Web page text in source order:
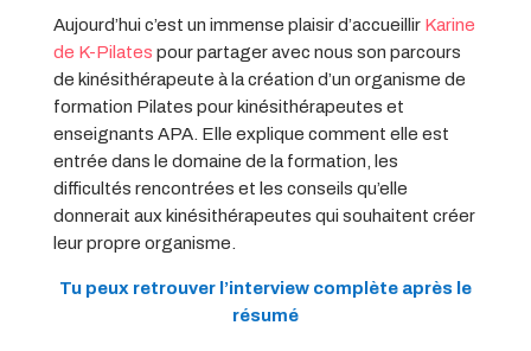
Aujourd’hui c’est un immense plaisir d’accueillir Karine
de K-Pilates pour partager avec nous son parcours
de kinésithérapeute à la création d’un organisme de
formation Pilates pour kinésithérapeutes et
enseignants APA. Elle explique comment elle est
entrée dans le domaine de la formation, les
difficultés rencontrées et les conseils qu’elle
donnerait aux kinésithérapeutes qui souhaitent créer
leur propre organisme.
Tu peux retrouver l’interview complète après le
résumé